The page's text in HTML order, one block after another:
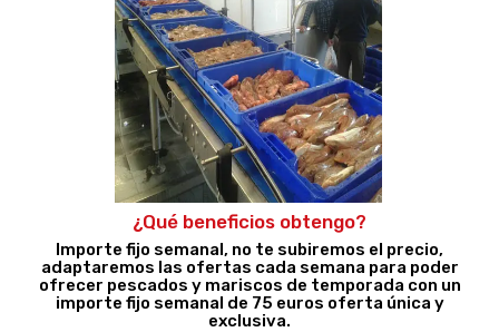
¿Qué beneficios obtengo?
Importe fijo semanal, no te subiremos el precio,
adaptaremos las ofertas cada semana para poder
ofrecer pescados y mariscos de temporada con un
importe fijo semanal de 75 euros oferta única y
exclusiva.